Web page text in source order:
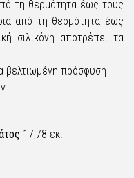
τη θερμότητα έως τους
από τη θερμότητα έως
σιλικόνη αποτρέπει τα
βελτιωμένη πρόσφυση
17,78 εκ.